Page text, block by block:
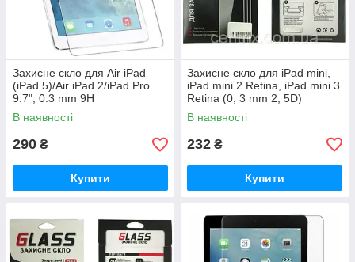
Захисне скло для Air iPad
(iPad 5)/Air iPad 2/iPad Pro
9.7", 0.3 mm 9H
В наявності
290 ₴
Купити
Захисне скло для iPad mini,
iPad mini 2 Retina, iPad mini 3
Retina (0, 3 mm 2, 5D)
В наявності
232 ₴
Купити